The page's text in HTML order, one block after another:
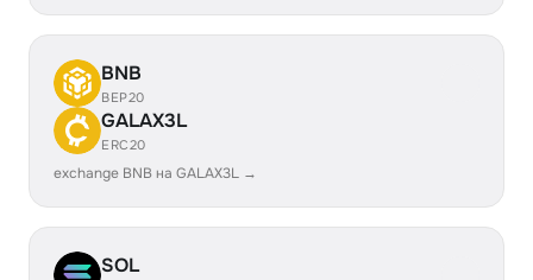
BNB
BEP20
GALAX3L
ERC20
exchange BNB на GALAX3L →
SOL